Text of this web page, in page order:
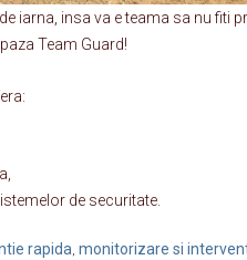
iarna, insa va e teama sa nu fiti
Team Guard!
de securitate.
rapida, monitorizare si